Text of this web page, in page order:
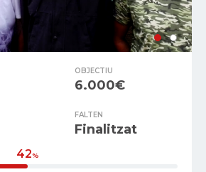
OBJECTIU
6.000€
FALTEN
Finalitzat
42%